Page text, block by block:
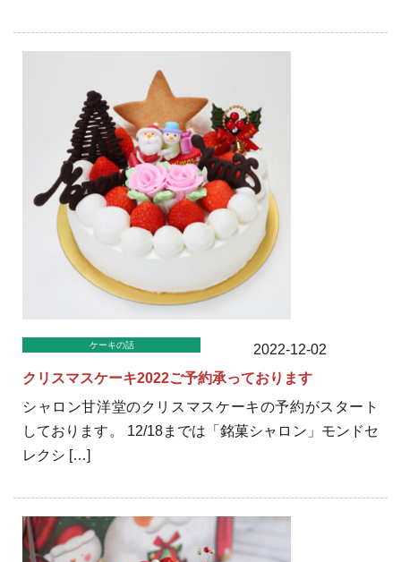
ケーキの話
2022-12-02
クリスマスケーキ2022ご予約承っております
シャロン甘洋堂のクリスマスケーキの予約がスタート
しております。 12/18までは「銘菓シャロン」モンドセ
レクシ […]